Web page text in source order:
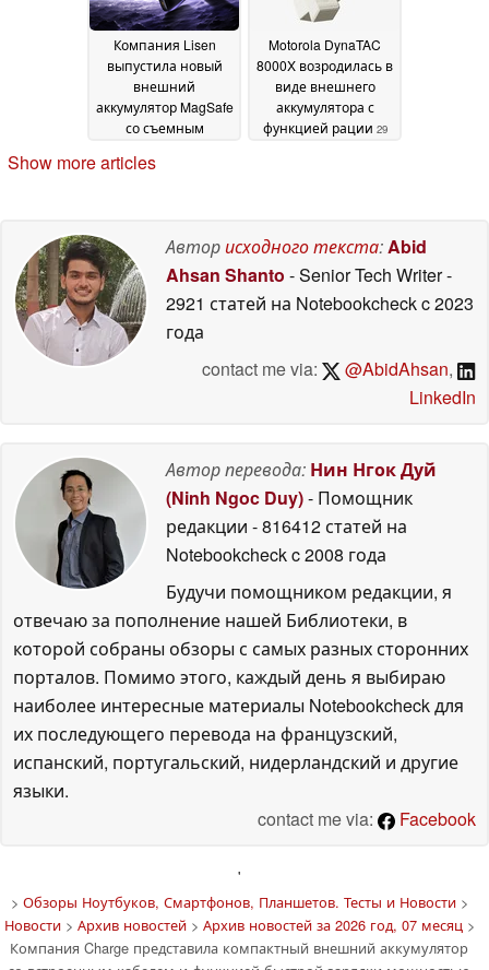
Компания Lisen
выпустила новый
внешний
аккумулятор MagSafe
со съемным
сертифицированный
Motorola DynaTAC
8000X возродилась в
виде внешнего
аккумулятора с
функцией рации 29
Show more articles
Авторисходного текста:Abid
Ahsan Shanto - Senior Tech Writer-
2921 статей на Notebookcheckc 2023
года
contact me via:
@AbidAhsan,
LinkedIn
Автор перевода: Нин Нгок Дуй
(Ninh Ngoc Duy)- Помощник
редакции - 816412 статей на
Notebookcheckc 2008 года
Будучи помощником редакции, я
отвечаю за пополнение нашей Библиотеки, в
которой собраны обзоры с самых разных сторонних
порталов. Помимо этого, каждый день я выбираю
наиболее интересные материалы Notebookcheck для
их последующего перевода на французский,
испанский, португальский, нидерландский и другие
языки.
contact me via:
Facebook
'
> Обзоры Ноутбуков, Смартфонов, Планшетов. Тесты и Новости>
Новости> Архив новостей> Архив новостей за 2026 год, 07 месяц>
Компания Charge представила компактный внешний аккумулятор